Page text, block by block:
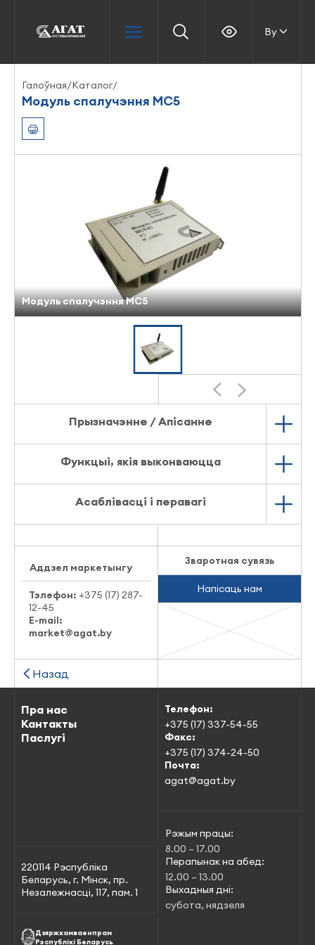
By
Галоўная/Каталог/
Модуль спалучэння МС5
Модуль спалучэння МС5
Прызначэнне / Апісанне
Функцыі, якія выконваюцца
Асаблівасці і перавагі
Аддзел маркетынгу
Тэлефон: +375 (17) 287-
12-45
E-mail:
market@agat.by
Зваротная сувязь
Напісаць нам
Назад
Пра нас
Кантакты
Паслугі
Рэжым працы:
8.00 – 17.00
Перапынак на абед:
12.00 – 13.00
Выхадныя дні:
субота, нядзеля
Дзяржкамваенпрам
Рэспублікі Беларусь
Телефон:
+375 (17) 337-54-55
Факс:
+375 (17) 374-24-50
Почта:
agat@agat.by
220114 Рэспубліка
Беларусь, г. Мінск, пр.
Незалежнасці, 117, пам. 1